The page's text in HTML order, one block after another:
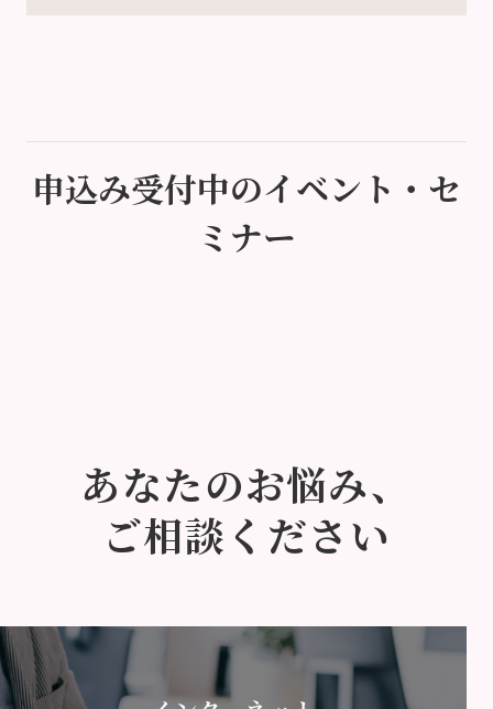
申込み受付中のイベント・セ
ミナー
あなたのお悩み、
ご相談ください